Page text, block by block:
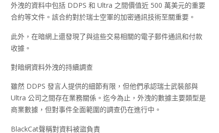
外洩的資料中包括 DDPS 和 Ultra 之間價值近 500 萬美元的重要
合約等文件。該合約對於瑞士空軍的加密通訊技術至關重要。
此外，在暗網上還發現了與這些交易相關的電子郵件通訊和付款
收據。
對暗網資料外洩的持續調查
雖然 DDPS 發言人提供的細節有限，但他們承認瑞士武裝部與
Ultra 公司之間存在業務關係。迄今為止，外洩的數據主要類型是
商業數據，但對事件全面範圍的調查仍在進行中。
BlackCat聲稱對資料被盜負責